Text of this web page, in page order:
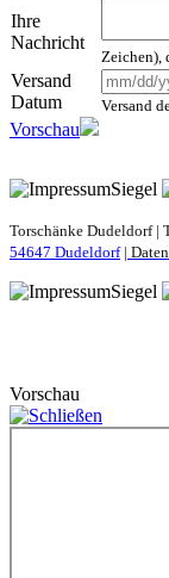
Ihre
Nachricht
Zeichen),
Versand
Datum
Versand
Vorschau
Torschänke Dudeldorf |
54647 Dudeldorf|
Vorschau